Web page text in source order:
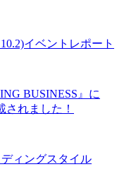
イベントレポート
BUSINESS』に
れました！
ディングスタイル